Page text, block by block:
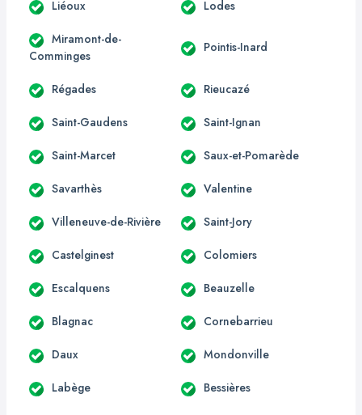
Liéoux Lodes
Miramont-de-
Comminges
Pointis-Inard
Régades Rieucazé
Saint-Gaudens Saint-Ignan
Saint-Marcet Saux-et-Pomarède
Savarthès Valentine
Villeneuve-de-Rivière Saint-Jory
Castelginest Colomiers
Escalquens Beauzelle
Blagnac Cornebarrieu
Daux Mondonville
Labège Bessières